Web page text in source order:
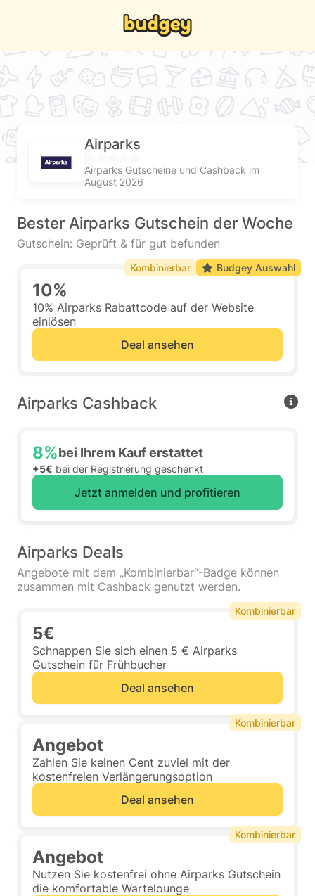
Airparks
Airparks Gutscheine und Cashback im
August 2026
Bester Airparks Gutschein der Woche
Gutschein: Geprüft & für gut befunden
10%
10% Airparks Rabattcode auf der Website
einlösen
Deal ansehen
Kombinierbar Budgey Auswahl
Airparks Cashback
8%bei Ihrem Kauf erstattet
+5€ bei der Registrierung geschenkt
Jetzt anmelden und profitieren
Airparks Deals
Angebote mit dem „Kombinierbar“-Badge können
zusammen mit Cashback genutzt werden.
5€
Schnappen Sie sich einen 5 € Airparks
Gutschein für Frühbucher
Deal ansehen
Kombinierbar
Angebot
Zahlen Sie keinen Cent zuviel mit der
kostenfreien Verlängerungsoption
Deal ansehen
Kombinierbar
Angebot
Nutzen Sie kostenfrei ohne Airparks Gutschein
die komfortable Wartelounge
Kombinierbar